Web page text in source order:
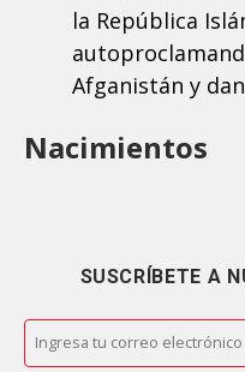
la República
Afganistán y
Nacimientos
SUSCRÍBETE A